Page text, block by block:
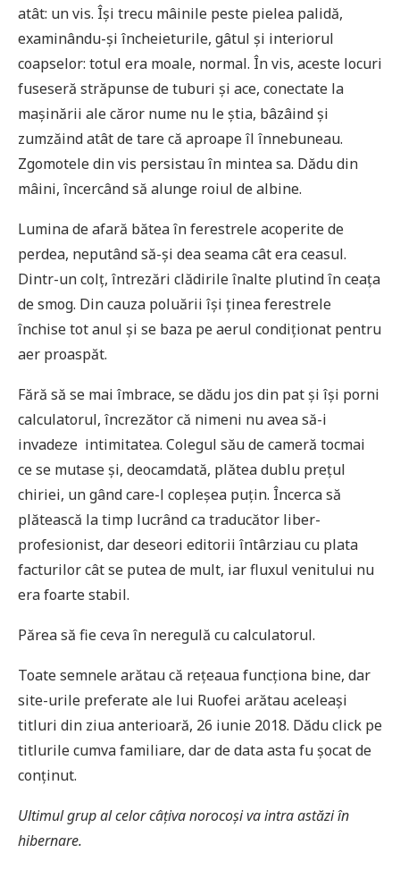
atât: un vis. Își trecu mâinile peste pielea palidă,
examinându-și încheieturile, gâtul și interiorul
coapselor: totul era moale, normal. În vis, aceste locuri
fuseseră străpunse de tuburi și ace, conectate la
mașinării ale căror nume nu le știa, bâzâind și
zumzăind atât de tare că aproape îl înnebuneau.
Zgomotele din vis persistau în mintea sa. Dădu din
mâini, încercând să alunge roiul de albine.
Lumina de afară bătea în ferestrele acoperite de
perdea, neputând să-și dea seama cât era ceasul.
Dintr-un colț, întrezări clădirile înalte plutind în ceața
de smog. Din cauza poluării își ținea ferestrele
închise tot anul și se baza pe aerul condiționat pentru
aer proaspăt.
Fără să se mai îmbrace, se dădu jos din pat și își porni
calculatorul, încrezător că nimeni nu avea să-i
invadeze intimitatea. Colegul său de cameră tocmai
ce se mutase și, deocamdată, plătea dublu prețul
chiriei, un gând care-l copleșea puțin. Încerca să
plătească la timp lucrând ca traducător liber-
profesionist, dar deseori editorii întârziau cu plata
facturilor cât se putea de mult, iar fluxul venitului nu
era foarte stabil.
Părea să fie ceva în neregulă cu calculatorul.
Toate semnele arătau că rețeaua funcționa bine, dar
site-urile preferate ale lui Ruofei arătau aceleași
titluri din ziua anterioară, 26 iunie 2018. Dădu click pe
titlurile cumva familiare, dar de data asta fu șocat de
conținut.
Ultimul grup al celor câțiva norocoși va intra astăzi în
hibernare.